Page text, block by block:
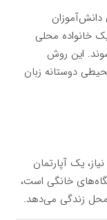
دانش‌آموزان
خانواده محلی
این روش
دوستانه زبان
صورت نیاز، یک آپارتمان
خانگی است،
محل زندگی می‌دهد.